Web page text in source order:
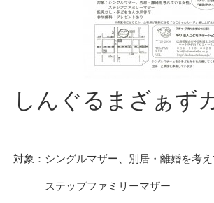
しんぐるまざぁず
対象：シングルマザー、別居・離婚を考
ステップファミリーマザー